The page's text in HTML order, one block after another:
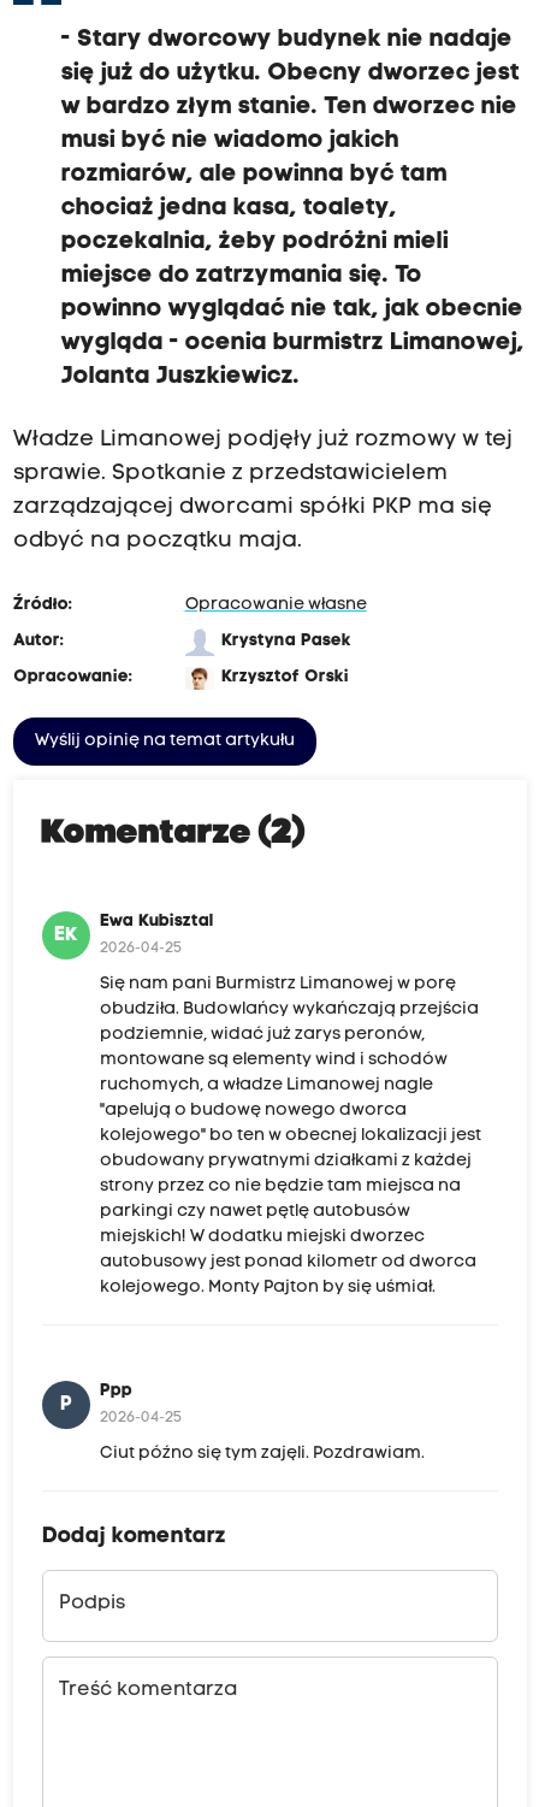
- Stary dworcowy budynek nie nadaje
się już do użytku. Obecny dworzec jest
w bardzo złym stanie. Ten dworzec nie
musi być nie wiadomo jakich
rozmiarów, ale powinna być tam
chociaż jedna kasa, toalety,
poczekalnia, żeby podróżni mieli
miejsce do zatrzymania się. To
powinno wyglądać nie tak, jak obecnie
wygląda - ocenia burmistrz Limanowej,
Jolanta Juszkiewicz.
Władze Limanowej podjęły już rozmowy w tej
sprawie. Spotkanie z przedstawicielem
zarządzającej dworcami spółki PKP ma się
odbyć na początku maja.
Źródło:
Opracowanie własne
Autor:
Krystyna Pasek
Opracowanie:
Krzysztof Orski
Wyślij opinię na temat artykułu
Komentarze (2)
EK
Ewa Kubisztal
2026-04-25
Się nam pani Burmistrz Limanowej w porę
obudziła. Budowlańcy wykańczają przejścia
podziemnie, widać już zarys peronów,
montowane są elementy wind i schodów
ruchomych, a władze Limanowej nagle
"apelują o budowę nowego dworca
kolejowego" bo ten w obecnej lokalizacji jest
obudowany prywatnymi działkami z każdej
strony przez co nie będzie tam miejsca na
parkingi czy nawet pętlę autobusów
miejskich! W dodatku miejski dworzec
autobusowy jest ponad kilometr od dworca
kolejowego. Monty Pajton by się uśmiał.
P
Ppp
2026-04-25
Ciut późno się tym zajęli. Pozdrawiam.
Dodaj komentarz
Podpis
Treść komentarza